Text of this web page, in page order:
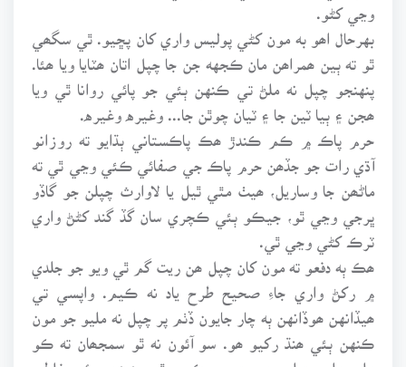
وڃي کڻو.
بهرحال اھو به مون کڻي پوليس واري کان پڇيو. ٿي سگھي
ٿو ته ٻين ھمراھن مان ڪجهه جن جا چپل اتان ھٽايا ويا ھئا.
پنهنجو چپل نه ملڻ تي ڪنهن ٻئي جو پائي روانا ٿي ويا
ھجن ۽ ٻيا ٽين جا ۽ ٽيان چوٿن جا... وغيره وغيره.
حرم پاڪ ۾ ڪم ڪندڙ ھڪ پاڪستاني ٻڌايو ته روزانو
آڌي رات جو جڏھن حرم پاڪ جي صفائي ڪئي وڃي ٿي ته
ماڻھن جا وساريل، ھيٺ مٿي ٿيل يا لاوارث چپلن جو گاڏو
ڀرجي وڃي ٿو، جيڪو ٻئي ڪچري سان گڏ گند کڻڻ واري
ٽرڪ کڻي وڃي ٿي.
ھڪ ٻه دفعو ته مون کان چپل ھن ريت گم ٿي ويو جو جلدي
۾ رکڻ واري جاءِ صحيح طرح ياد نه ڪيم. واپسي تي
ھيڏانهن ھوڏانهن ٻه چار جايون ڏٺم پر چپل نه مليو جو مون
ڪنهن ٻئي ھنڌ رکيو ھو. سو آئون نه ٿو سمجھان ته ڪو
ھلي ملي چپلن جي چوري ڪري ٿو. پنهنجي ئي غلطي